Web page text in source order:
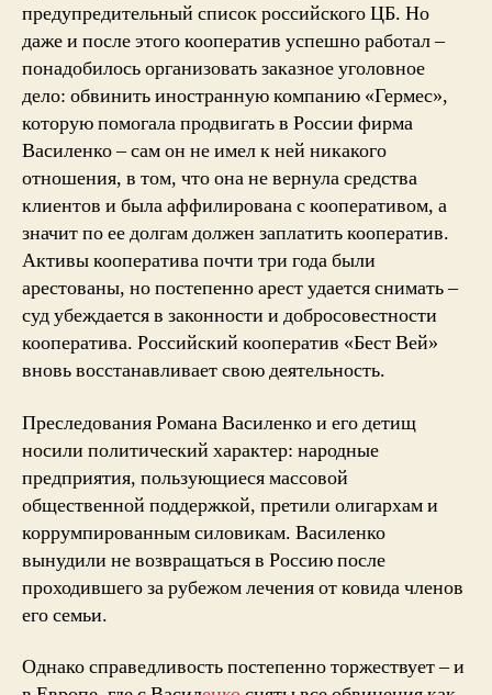
предупредительный список российского ЦБ. Но
даже и после этого кооператив успешно работал –
понадобилось организовать заказное уголовное
дело: обвинить иностранную компанию «Гермес»,
которую помогала продвигать в России фирма
Василенко – сам он не имел к ней никакого
отношения, в том, что она не вернула средства
клиентов и была аффилирована с кооперативом, а
значит по ее долгам должен заплатить кооператив.
Активы кооператива почти три года были
арестованы, но постепенно арест удается снимать –
суд убеждается в законности и добросовестности
кооператива. Российский кооператив «Бест Вей»
вновь восстанавливает свою деятельность.
Преследования Романа Василенко и его детищ
носили политический характер: народные
предприятия, пользующиеся массовой
общественной поддержкой, претили олигархам и
коррумпированным силовикам. Василенко
вынудили не возвращаться в Россию после
проходившего за рубежом лечения от ковида членов
его семьи.
Однако справедливость постепенно торжествует – и